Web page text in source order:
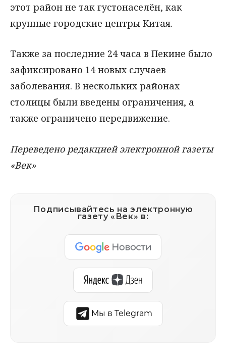
этот район не так густонаселён, как
крупные городские центры Китая.
Также за последние 24 часа в Пекине было
зафиксировано 14 новых случаев
заболевания. В нескольких районах
столицы были введены ограничения, а
также ограничено передвижение.
Переведено редакцией электронной газеты
«Век»
Подписывайтесь на электронную
газету «Век» в:
Мы в Telegram